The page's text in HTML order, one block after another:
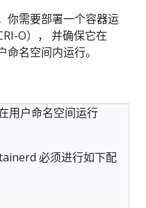
你需要部署一个容器运
O）， 并确保它在
名空间内运行。
用户命名空间运行
必须进行如下配